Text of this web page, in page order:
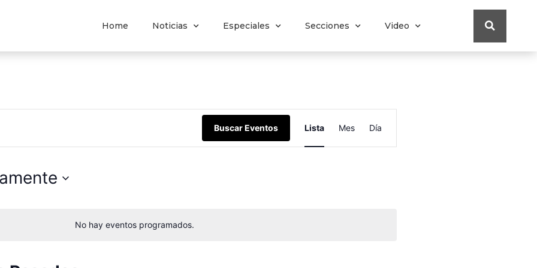
Home Noticias Especiales Secciones Video
No hay eventos programados.
Buscar Eventos
de
Lista Mes Día